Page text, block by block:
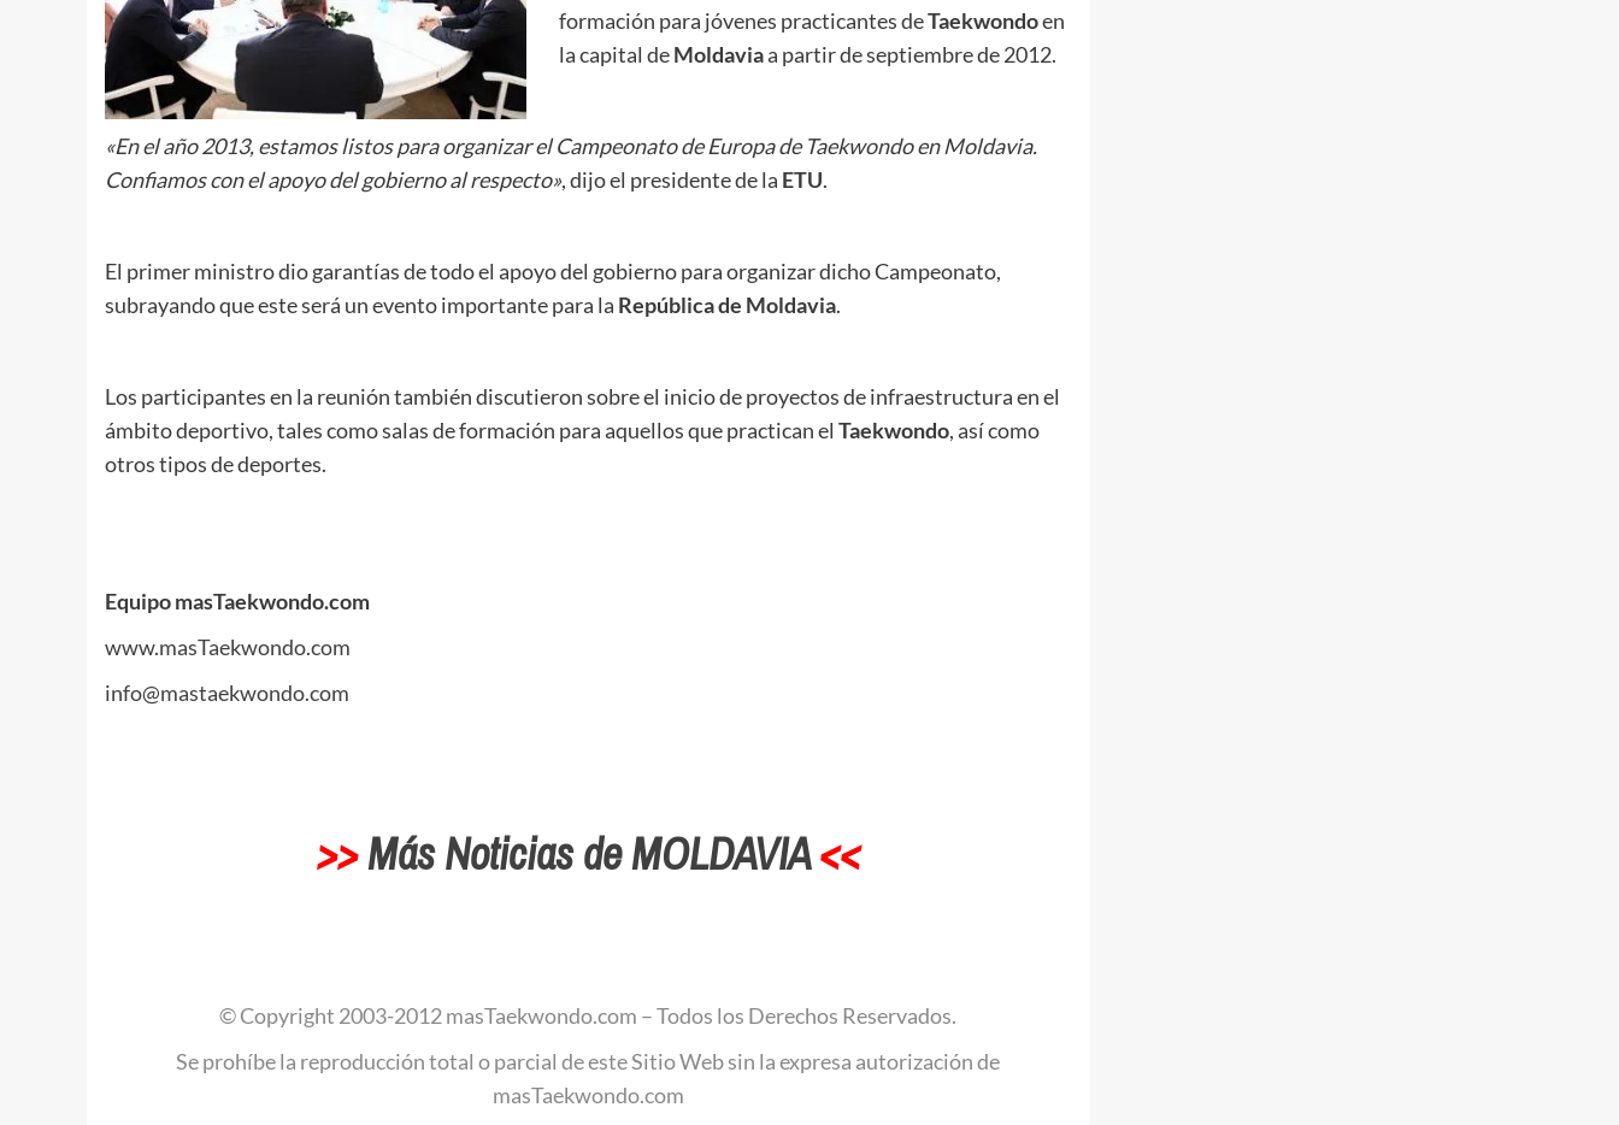
formación para jóvenes practicantes deTaekwondoen
la capital deMoldaviaa partir de septiembre de 2012.
«En el año 2013, estamos listos para organizar el Campeonato de Europa de Taekwondo en Moldavia.
Confiamos con el apoyo del gobierno al respecto», dijo el presidente de la ETU.
El primer ministro dio garantías de todo el apoyo del gobierno para organizar dicho Campeonato,
subrayando que este será un evento importante para la República de Moldavia.
Los participantes en la reunión también discutieron sobre el inicio de proyectos de infraestructura en el
ámbito deportivo, tales como salas de formación para aquellos que practican el Taekwondo, así como
otros tipos de deportes.
Equipo masTaekwondo.com
www.masTaekwondo.com
info@mastaekwondo.com
>>Más Noticias de MOLDAVIA<<
© Copyright 2003-2012 masTaekwondo.com – Todos los Derechos Reservados.
Se prohíbe la reproducción total o parcial de este Sitio Web sin la expresa autorización de
masTaekwondo.com